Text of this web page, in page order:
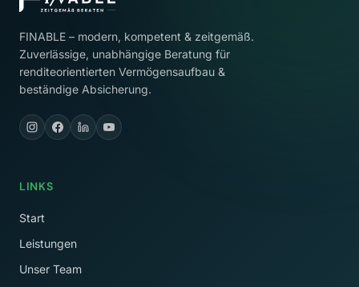
FINABLE – modern, kompetent & zeitgemäß.
Zuverlässige, unabhängige Beratung für
renditeorientierten Vermögensaufbau &
beständige Absicherung.
LINKS
Start
Leistungen
Unser Team